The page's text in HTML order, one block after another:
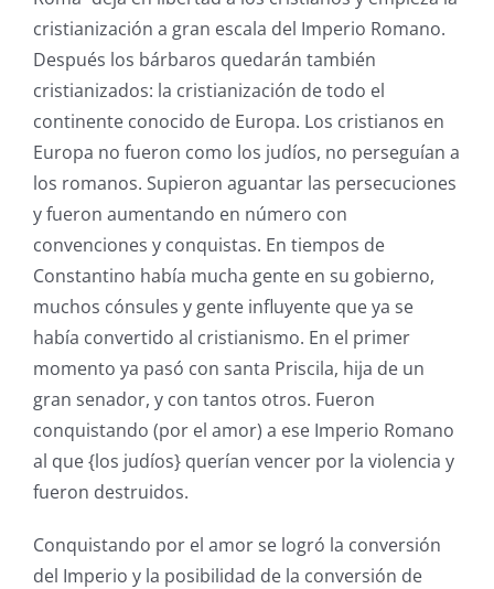
cristianización a gran escala del Imperio Romano.
Después los bárbaros quedarán también
cristianizados: la cristianización de todo el
continente conocido de Europa. Los cristianos en
Europa no fueron como los judíos, no perseguían a
los romanos. Supieron aguantar las persecuciones
y fueron aumentando en número con
convenciones y conquistas. En tiempos de
Constantino había mucha gente en su gobierno,
muchos cónsules y gente influyente que ya se
había convertido al cristianismo. En el primer
momento ya pasó con santa Priscila, hija de un
gran senador, y con tantos otros. Fueron
conquistando (por el amor) a ese Imperio Romano
al que {los judíos} querían vencer por la violencia y
fueron destruidos.
Conquistando por el amor se logró la conversión
del Imperio y la posibilidad de la conversión de